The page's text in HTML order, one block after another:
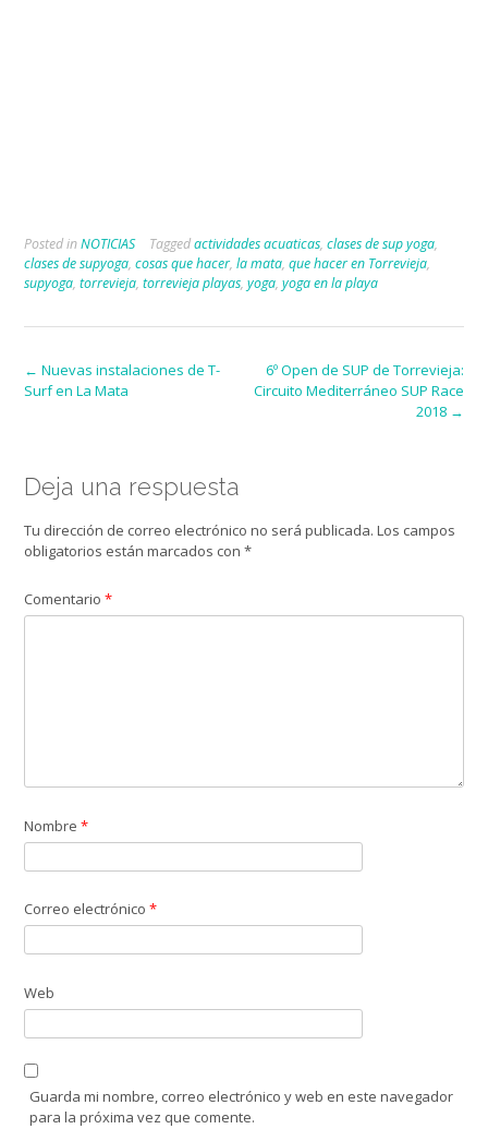
Posted inNOTICIAS Taggedactividades acuaticas, clases de sup yoga,
clases de supyoga, cosas que hacer, la mata, que hacer en Torrevieja,
supyoga, torrevieja, torrevieja playas, yoga, yoga en la playa
Post
← Nuevas instalaciones de T-
Surf en La Mata
6º Open de SUP de Torrevieja:
Circuito Mediterráneo SUP Race
2018 →
Deja una respuesta
Tu dirección de correo electrónico no será publicada. Los campos
obligatorios están marcados con *
Comentario *
Nombre *
Correo electrónico *
Web
Guarda mi nombre, correo electrónico y web en este navegador
para la próxima vez que comente.